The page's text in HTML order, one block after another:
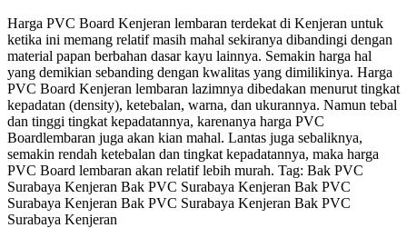
Harga PVC Board Kenjeran lembaran terdekat di Kenjeran untuk
ketika ini memang relatif masih mahal sekiranya dibandingi dengan
material papan berbahan dasar kayu lainnya. Semakin harga hal
yang demikian sebanding dengan kwalitas yang dimilikinya. Harga
PVC Board Kenjeran lembaran lazimnya dibedakan menurut tingkat
kepadatan (density), ketebalan, warna, dan ukurannya. Namun tebal
dan tinggi tingkat kepadatannya, karenanya harga PVC
Boardlembaran juga akan kian mahal. Lantas juga sebaliknya,
semakin rendah ketebalan dan tingkat kepadatannya, maka harga
PVC Board lembaran akan relatif lebih murah. Tag: Bak PVC
Surabaya Kenjeran Bak PVC Surabaya Kenjeran Bak PVC
Surabaya Kenjeran Bak PVC Surabaya Kenjeran Bak PVC
Surabaya Kenjeran